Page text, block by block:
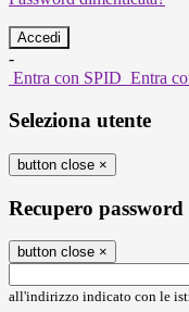
-
Entra con SPID Entra
Seleziona utente
button close ×
Recupero password
button close ×
all'indirizzo indicato con le